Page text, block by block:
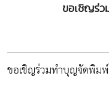
ขอเชิญร่
ขอเชิญร่วมทำบุญจัดพิม